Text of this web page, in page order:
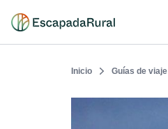
Inicio Guías de viaje